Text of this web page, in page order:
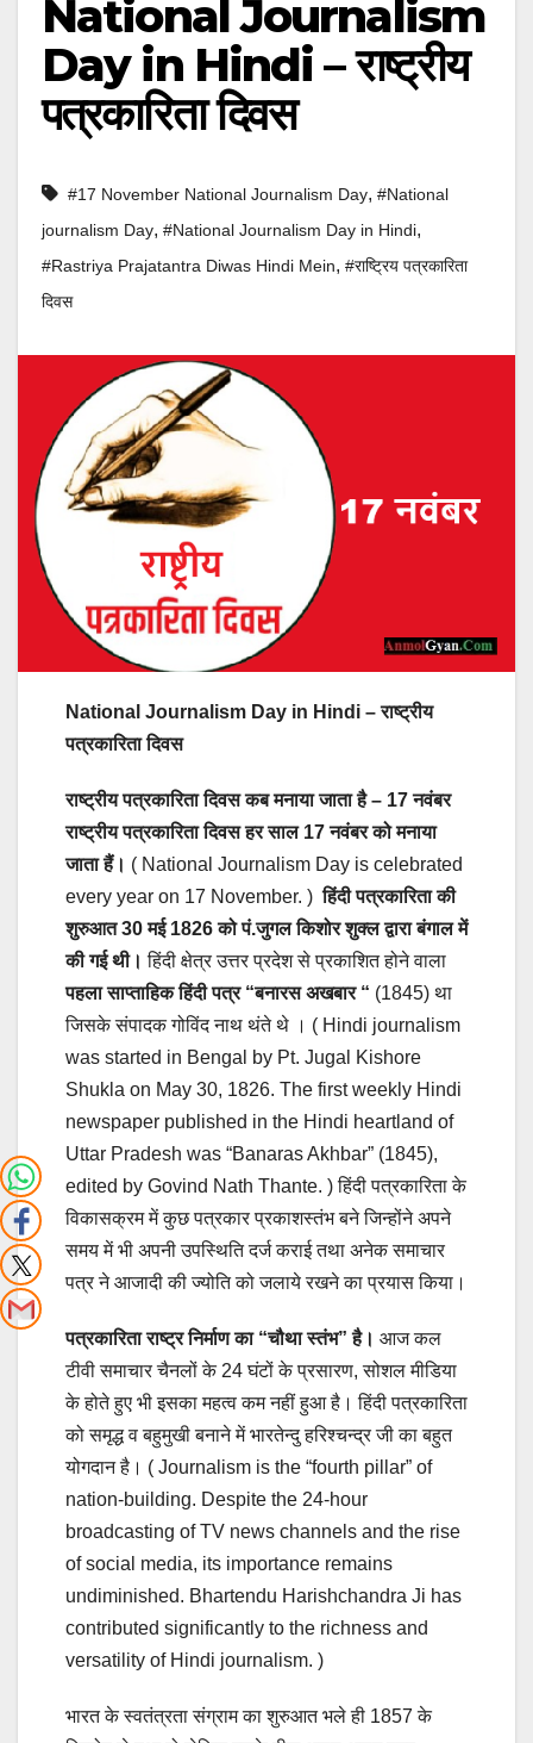
National Journalism
Day in Hindi – राष्ट्रीय
पत्रकारिता दिवस
#17 November National Journalism Day, #National
journalism Day, #National Journalism Day in Hindi,
#Rastriya Prajatantra Diwas Hindi Mein, #राष्ट्रिय पत्रकारिता
दिवस
National Journalism Day in Hindi – राष्ट्रीय
पत्रकारिता दिवस
राष्ट्रीय पत्रकारिता दिवस कब मनाया जाता है – 17 नवंबर
राष्ट्रीय पत्रकारिता दिवस हर साल 17 नवंबर को मनाया
जाता हैं। ( National Journalism Day is celebrated
every year on 17 November. )हिंदी पत्रकारिता की
शुरुआत 30 मई 1826 को पं.जुगल किशोर शुक्ल द्वारा बंगाल में
की गई थी। हिंदी क्षेत्र उत्तर प्रदेश से प्रकाशित होने वाला
पहला साप्ताहिक हिंदी पत्र “बनारस अखबार “ (1845) था
जिसके संपादक गोविंद नाथ थंते थे । ( Hindi journalism
was started in Bengal by Pt. Jugal Kishore
Shukla on May 30, 1826. The first weekly Hindi
newspaper published in the Hindi heartland of
Uttar Pradesh was “Banaras Akhbar” (1845),
edited by Govind Nath Thante. ) हिंदी पत्रकारिता के
विकासक्रम में कुछ पत्रकार प्रकाशस्तंभ बने जिन्होंने अपने
समय में भी अपनी उपस्थिति दर्ज कराई तथा अनेक समाचार
पत्र ने आजादी की ज्योति को जलाये रखने का प्रयास किया।
पत्रकारिता राष्ट्र निर्माण का “चौथा स्तंभ” है। आज कल
टीवी समाचार चैनलों के 24 घंटों के प्रसारण, सोशल मीडिया
के होते हुए भी इसका महत्व कम नहीं हुआ है। हिंदी पत्रकारिता
को समृद्ध व बहुमुखी बनाने में भारतेन्दु हरिश्चन्द्र जी का बहुत
योगदान है। ( Journalism is the “fourth pillar” of
nation-building. Despite the 24-hour
broadcasting of TV news channels and the rise
of social media, its importance remains
undiminished. Bhartendu Harishchandra Ji has
contributed significantly to the richness and
versatility of Hindi journalism. )
भारत के स्वतंत्रता संग्राम का शुरुआत भले ही 1857 के